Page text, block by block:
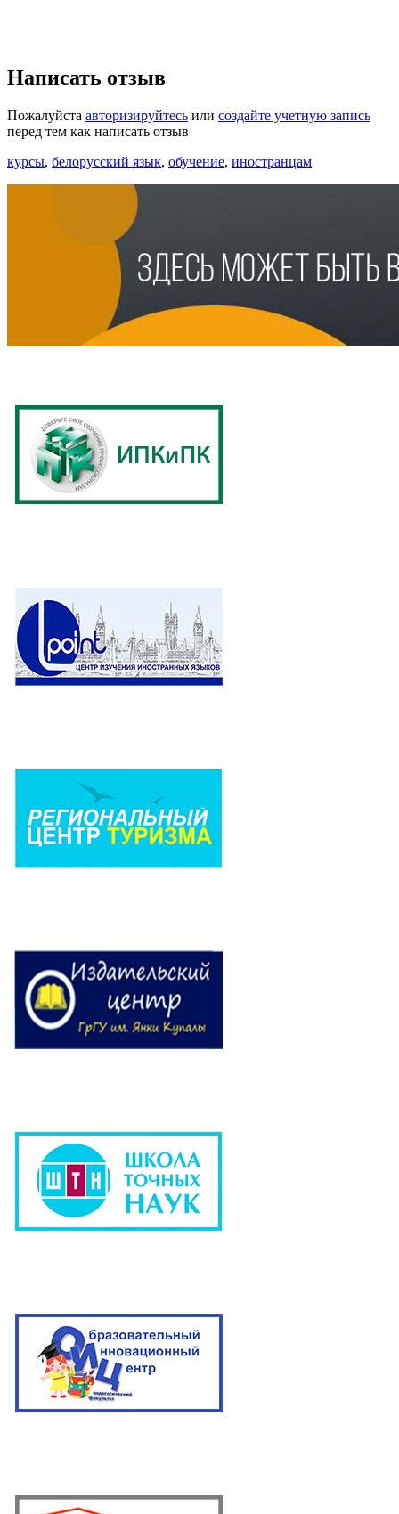
Написать отзыв
Пожалуйста авторизируйтесь или создайте учетную запись
перед тем как написать отзыв
курсы, белорусский язык, обучение, иностранцам